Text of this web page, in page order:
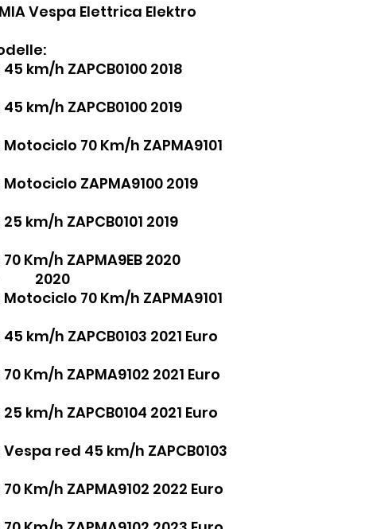
Vespa Elettrica Elektro
km/h ZAPCB0100 2018
km/h ZAPCB0100 2019
70 Km/h ZAPMA9101
ZAPMA9100 2019
km/h ZAPCB0101 2019
Km/h ZAPMA9EB 2020
2020
70 Km/h ZAPMA9101
km/h ZAPCB0103 2021 Euro
Km/h ZAPMA9102 2021 Euro
km/h ZAPCB0104 2021 Euro
red 45 km/h ZAPCB0103
Km/h ZAPMA9102 2022 Euro